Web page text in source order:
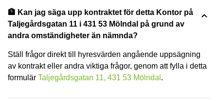
🏦 Kan jag säga upp kontraktet för detta Kontor på
Taljegårdsgatan 11 i 431 53 Mölndal på grund av
andra omständigheter än nämnda?
Ställ frågor direkt till hyresvärden angående uppsägning
av kontrakt eller andra viktiga frågor, genom att fylla i detta
formulär Taljegårdsgatan 11, 431 53 Mölndal .